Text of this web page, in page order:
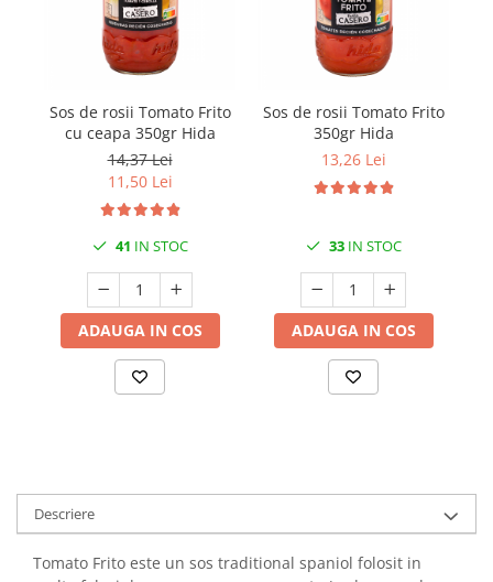
Sos de rosii Tomato Frito
cu ceapa 350gr Hida
14,37 Lei
11,50 Lei
41 IN STOC
ADAUGA IN COS
Sos de rosii Tomato Frito
350gr Hida
13,26 Lei
33IN STOC
ADAUGA IN COS
Descriere
Tomato Frito este un sos traditional spaniol folosit in